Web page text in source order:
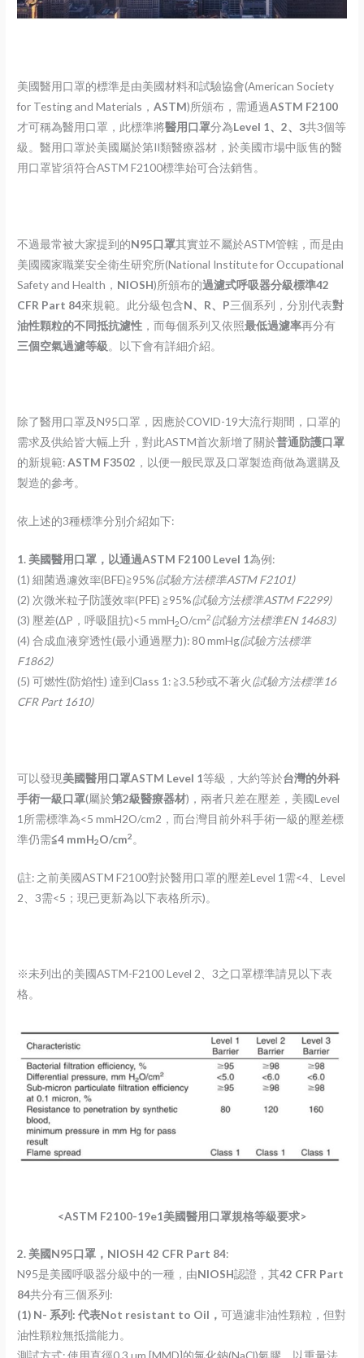
美國醫用口罩的標準是由美國材料和試驗協會(American Society
for Testing and Materials，ASTM)所頒布，需通過ASTM F2100
才可稱為醫用口罩，此標準將醫用口罩分為Level 1、2、3共3個等
級。醫用口罩於美國屬於第II類醫療器材，於美國市場中販售的醫
用口罩皆須符合ASTM F2100標準始可合法銷售。
不過最常被大家提到的N95口罩其實並不屬於ASTM管轄，而是由
美國國家職業安全衛生研究所(National Institute for Occupational
Safety and Health， NIOSH)所頒布的過濾式呼吸器分級標準42
CFR Part 84來規範。此分級包含N、R、P三個系列，分別代表對
油性顆粒的不同抵抗濾性 ，而每個系列又依照最低過濾率再分有
三個空氣過濾等級。以下會有詳細介紹。
除了醫用口罩及N95口罩，因應於COVID-19大流行期間，口罩的
需求及供給皆大幅上升，對此ASTM首次新增了關於普通防護口罩
的新規範:ASTM F3502 ，以便一般民眾及口罩製造商做為選購及
製造的參考。
依上述的3種標準分別介紹如下:
1.美國醫用口罩，以通過ASTM F2100 Level 1為例:
(1) 細菌過濾效率(BFE)≧95%(試驗方法標準ASTM F2101)
(2) 次微米粒子防護效率(PFE) ≧95%(試驗方法標準ASTM F2299)
(3) 壓差(ΔP，呼吸阻抗)<5 mmH2O/cm2(試驗方法標準EN 14683)
(4) 合成血液穿透性(最小通過壓力): 80 mmHg(試驗方法標準
F1862)
(5) 可燃性(防焰性) 達到Class 1: ≧3.5秒或不著火(試驗方法標準16
CFR Part 1610)
可以發現美國醫用口罩ASTM Level 1等級，大約等於台灣的外科
手術一級口罩(屬於第2級醫療器材)，兩者只差在壓差，美國Level
1所需標準為<5 mmH2O/cm2，而台灣目前外科手術一級的壓差標
準仍需≦4 mmH2O/cm2 。
(註: 之前美國ASTM F2100對於醫用口罩的壓差Level 1需<4、Level
2、3需<5；現已更新為以下表格所示)。
※未列出的美國ASTM-F2100 Level 2、3之口罩標準請見以下表
格。
<ASTM F2100-19e1美國醫用口罩規格等級要求>
2.美國N95口罩， NIOSH 42 CFR Part 84:
N95是美國呼吸器分級中的一種，由NIOSH認證，其42 CFR Part
84共分有三個系列:
(1) N- 系列: 代表Not resistant to Oil，可過濾非油性顆粒，但對
油性顆粒無抵擋能力。